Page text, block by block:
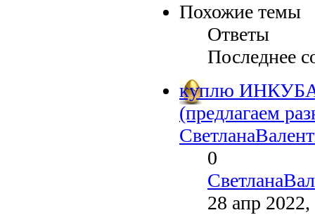
Похожие темы
Ответы
Последнее
куплю
(предлагаем
0
28 апр